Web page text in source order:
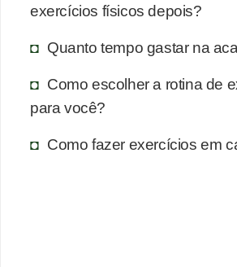
exercícios físicos depois?
Quanto tempo gastar na
Como escolher a rotina de
para você?
Como fazer exercícios em